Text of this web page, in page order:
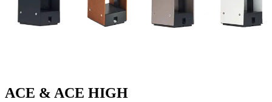
ACE & ACE HIGH